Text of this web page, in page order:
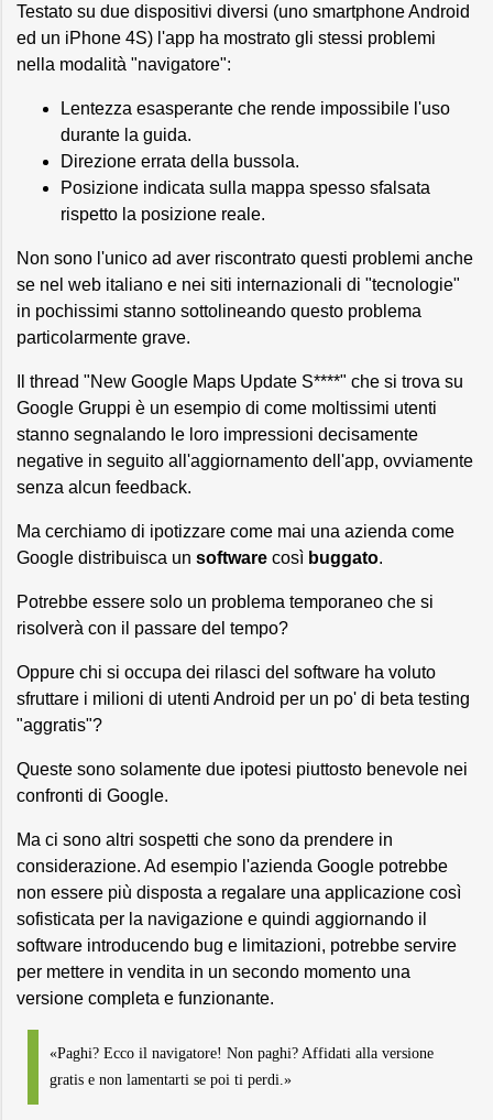
Testato su due dispositivi diversi (uno smartphone Android
ed un iPhone 4S) l'app ha mostrato gli stessi problemi
nella modalità "navigatore":
Lentezza esasperante che rende impossibile l'uso
durante la guida.
Direzione errata della bussola.
Posizione indicata sulla mappa spesso sfalsata
rispetto la posizione reale.
Non sono l'unico ad aver riscontrato questi problemi anche
se nel web italiano e nei siti internazionali di "tecnologie"
in pochissimi stanno sottolineando questo problema
particolarmente grave.
Il thread "New Google Maps Update S****" che si trova su
Google Gruppi è un esempio di come moltissimi utenti
stanno segnalando le loro impressioni decisamente
negative in seguito all'aggiornamento dell'app, ovviamente
senza alcun feedback.
Ma cerchiamo di ipotizzare come mai una azienda come
Google distribuisca un software così buggato.
Potrebbe essere solo un problema temporaneo che si
risolverà con il passare del tempo?
Oppure chi si occupa dei rilasci del software ha voluto
sfruttare i milioni di utenti Android per un po' di beta testing
"aggratis"?
Queste sono solamente due ipotesi piuttosto benevole nei
confronti di Google.
Ma ci sono altri sospetti che sono da prendere in
considerazione. Ad esempio l'azienda Google potrebbe
non essere più disposta a regalare una applicazione così
sofisticata per la navigazione e quindi aggiornando il
software introducendo bug e limitazioni, potrebbe servire
per mettere in vendita in un secondo momento una
versione completa e funzionante.
«Paghi? Ecco il navigatore! Non paghi? Affidati alla versione
gratis e non lamentarti se poi ti perdi.»